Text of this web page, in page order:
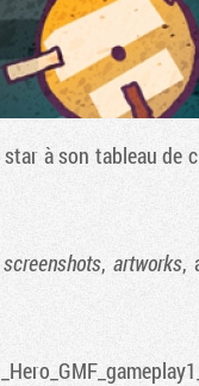
à son tableau de
screenshots, artworks,